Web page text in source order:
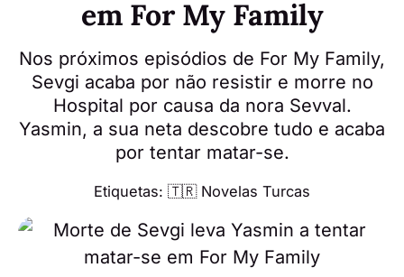
em For My Family
Nos próximos episódios de For My Family,
Sevgi acaba por não resistir e morre no
Hospital por causa da nora Sevval.
Yasmin, a sua neta descobre tudo e acaba
por tentar matar-se.
Etiquetas: 🇹🇷 Novelas Turcas